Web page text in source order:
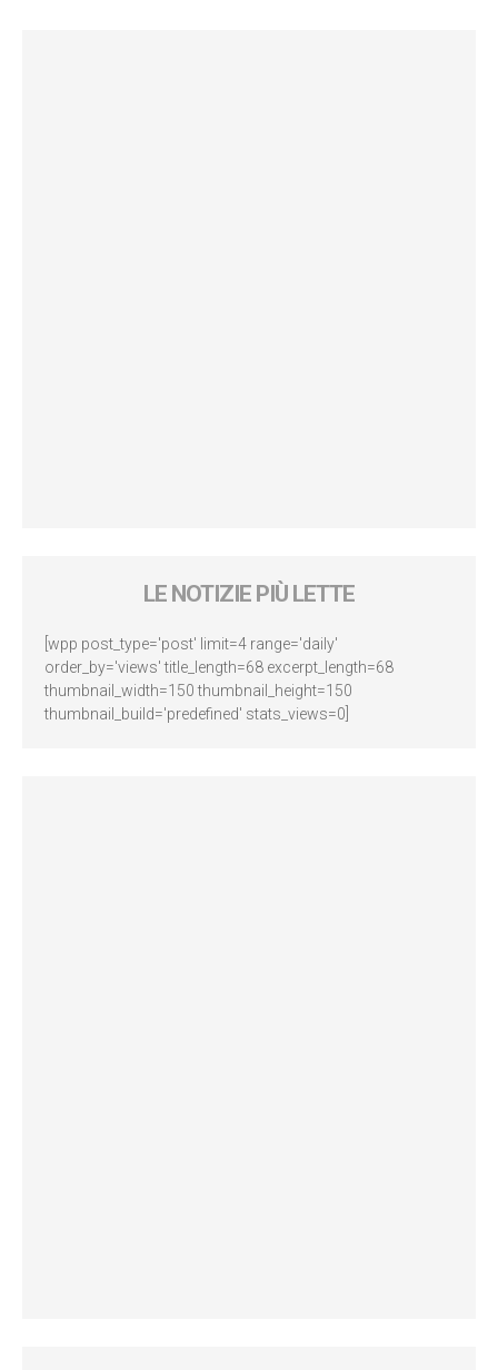
LE NOTIZIE PIÙ LETTE
[wpp post_type='post' limit=4 range='daily'
order_by='views' title_length=68 excerpt_length=68
thumbnail_width=150 thumbnail_height=150
thumbnail_build='predefined' stats_views=0]